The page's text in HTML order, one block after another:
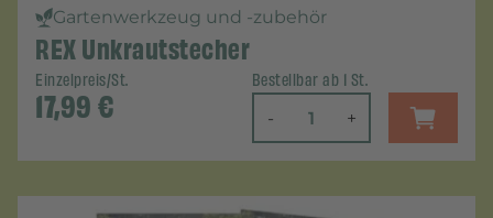
Gartenwerkzeug und -zubehör
REX Unkrautstecher
Einzelpreis/St.
17,99€
Bestellbar ab 1 St.
- +